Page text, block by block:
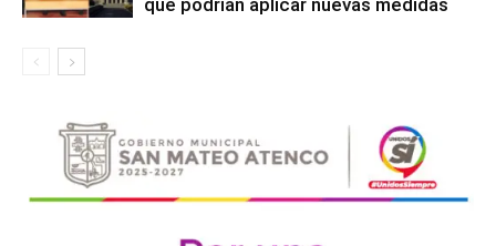
que podrían aplicar nuevas medidas